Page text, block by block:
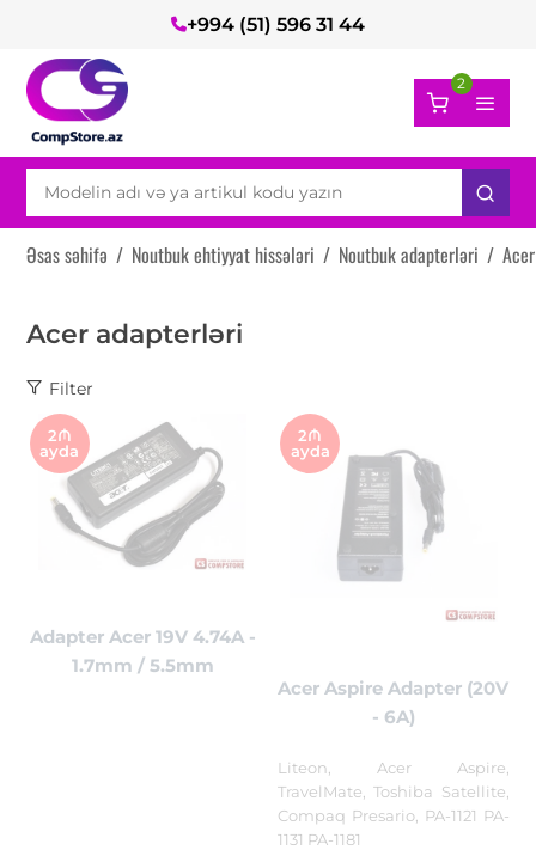
+994 (51) 596 31 44
2
Əsas səhifə / Noutbuk ehtiyyat hissələri / Noutbuk adapterləri /
Acer adapterləri
Filter
2₼
ayda
Adapter Acer 19V 4.74A -
1.7mm / 5.5mm
2₼
ayda
Acer Aspire Adapter (20V
- 6A)
Liteon, Acer Aspire,
TravelMate, Toshiba Satellite,
Compaq Presario, PA-1121 PA-
1131 PA-1181